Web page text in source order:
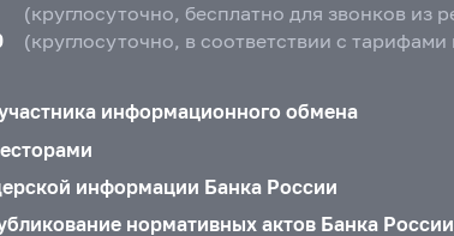
(круглосуточно, бесплатно для звонков из
(круглосуточно, в соответствии с
информационного обмена
информации Банка России
нормативных актов Банка России